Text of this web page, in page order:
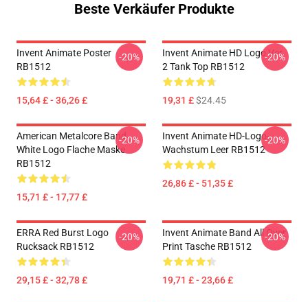
Beste Verkäufer Produkte
Invent Animate Poster
RB1512
15,64 £ - 36,26 £
-20%
Invent Animate HD Logo Ver.
2 Tank Top RB1512
19,31 £$24.45
-20%
American Metalcore Band
White Logo Flache Maske
RB1512
15,71 £ - 17,77 £
-20%
Invent Animate HD-Logo-
Wachstum Leer RB1512
26,86 £ - 51,35 £
-20%
ERRA Red Burst Logo
Rucksack RB1512
29,15 £ - 32,78 £
-20%
Invent Animate Band All Over
Print Tasche RB1512
19,71 £ - 23,66 £
-20%